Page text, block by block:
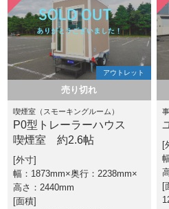
アウトレット
売り切れ
喫煙室（スモーキングルーム）
P0型トレーラーハウス
喫煙室 約2.6帖
外寸
幅：1873mm×奥行：2238mm×
高さ：2440mm
面積